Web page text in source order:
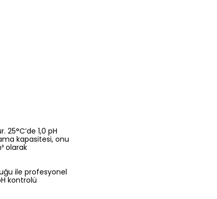
1,0 pH
kapasitesi, onu
olarak
ile profesyonel
kontrolü